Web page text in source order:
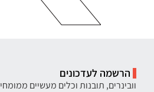
הרשמה לעדכונים
וובינרים, תובנות וכלים מעשיים ממומחי AI מובילים לעסקים.